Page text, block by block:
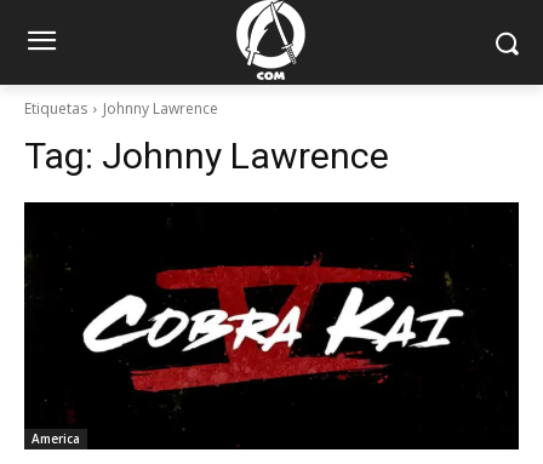
Etiquetas Johnny Lawrence
Tag: Johnny Lawrence
America